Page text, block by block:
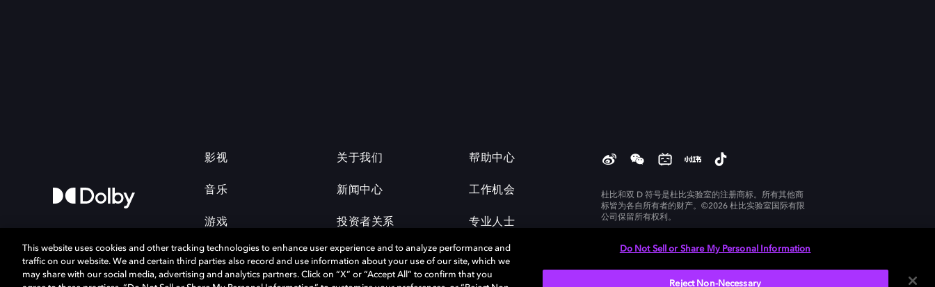
影视
音乐
游戏
关于我们
新闻中心
投资者关系
帮助中心
工作机会
专业人士
杜比和双 D 符号是杜比实验室的注册商标。所有其他商
标皆为各自所有者的财产。©2026 杜比实验室国际有限
公司保留所有权利。
This website uses cookies and other tracking technologies to enhance user experience and to analyze performance and
traffic on our website. We and certain third parties also record and use information about your use of our site, which we
may share with our social media, advertising and analytics partners. Click on “X” or “Accept All” to confirm that you
Do Not Sell or Share My Personal Information
Reject Non-Necessary